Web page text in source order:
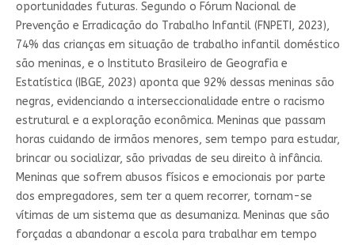
oportunidades futuras. Segundo o Fórum Nacional de
Prevenção e Erradicação do Trabalho Infantil (FNPETI, 2023),
74% das crianças em situação de trabalho infantil doméstico
são meninas, e o Instituto Brasileiro de Geografia e
Estatística (IBGE, 2023) aponta que 92% dessas meninas são
negras, evidenciando a interseccionalidade entre o racismo
estrutural e a exploração econômica. Meninas que passam
horas cuidando de irmãos menores, sem tempo para estudar,
brincar ou socializar, são privadas de seu direito à infância.
Meninas que sofrem abusos físicos e emocionais por parte
dos empregadores, sem ter a quem recorrer, tornam-se
vítimas de um sistema que as desumaniza. Meninas que são
forçadas a abandonar a escola para trabalhar em tempo